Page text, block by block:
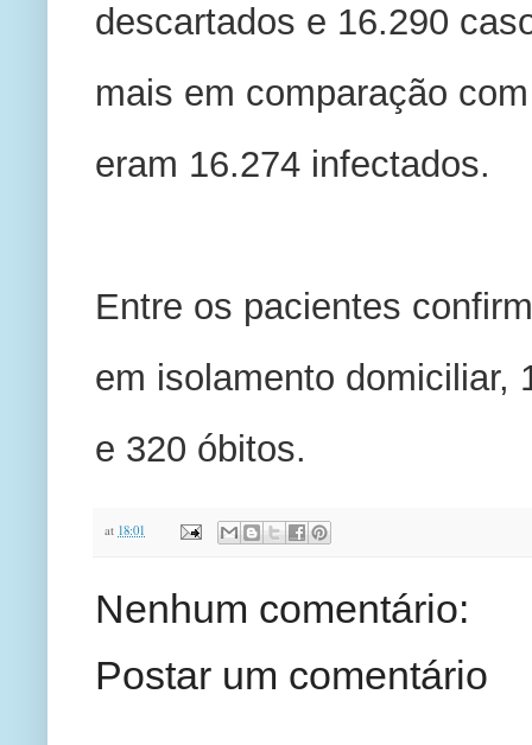
descartados e 16.290
mais em comparação
eram 16.274 infectados.
Entre os pacientes
em isolamento domiciliar,
e 320 óbitos.
at 18:01
Nenhum comentário:
Postar um comentário